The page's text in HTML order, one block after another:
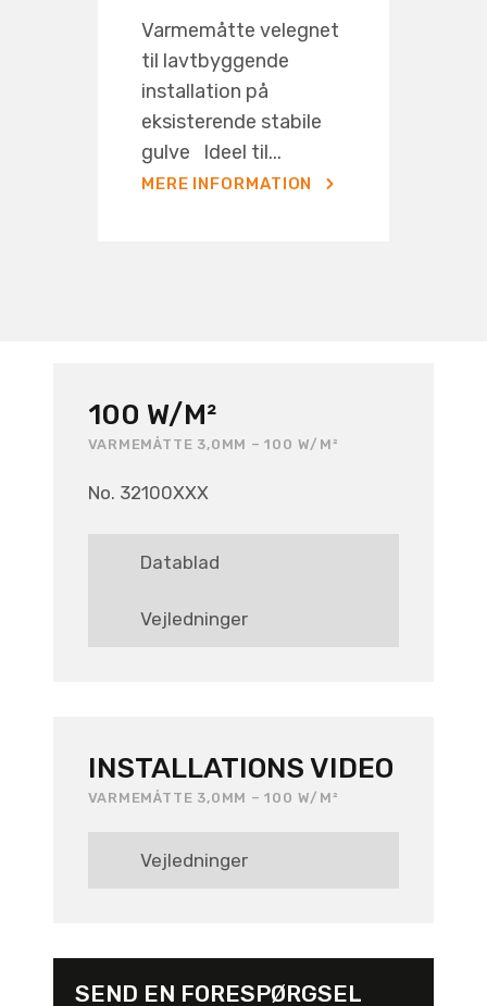
Varmemåtte velegnet
til lavtbyggende
installation på
eksisterende stabile
gulve Ideel til...
MERE INFORMATION
100 W/M²
VARMEMÅTTE 3,0MM – 100 W/M²
No. 32100XXX
Datablad
Vejledninger
INSTALLATIONS VIDEO
VARMEMÅTTE 3,0MM – 100 W/M²
Vejledninger
SEND EN FORESPØRGSEL